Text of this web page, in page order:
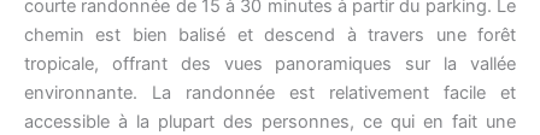
courte randonnée de 15 à 30 minutes à partir du parking. Le
chemin est bien balisé et descend à travers une forêt
tropicale, offrant des vues panoramiques sur la vallée
environnante. La randonnée est relativement facile et
accessible à la plupart des personnes, ce qui en fait une